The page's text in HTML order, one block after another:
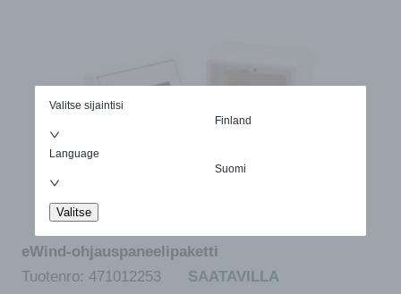
Valitse sijaintisi
Finland
Language
Suomi
Valitse
eWind-ohjauspaneelipaketti
Tuotenro: 471012253 SAATAVILLA